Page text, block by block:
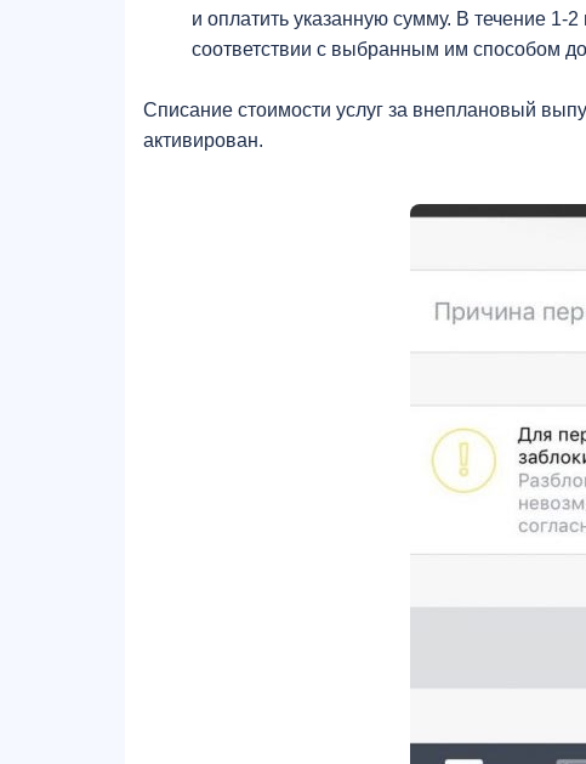
и оплатить указанную сумму. В течение 1-
соответствии с выбранным им способом
Списание стоимости услуг за внеплановый
активирован.